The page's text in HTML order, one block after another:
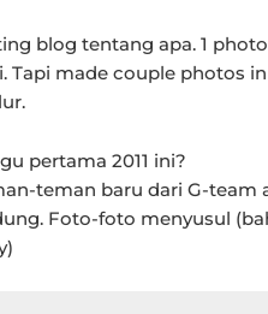
blog tentang apa. 1 photo
Tapi made couple photos
pertama 2011 ini?
teman baru dari G-team
Foto-foto menyusul